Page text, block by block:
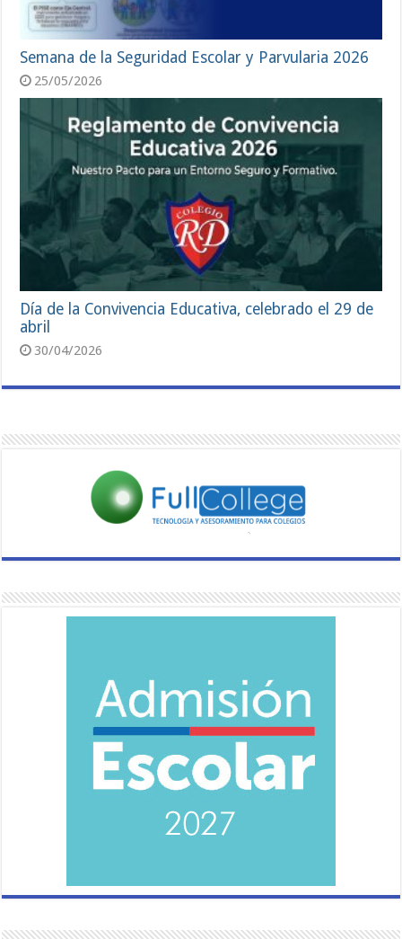
Semana de la Seguridad Escolar y Parvularia 2026
25/05/2026
Día de la Convivencia Educativa, celebrado el 29 de
abril
30/04/2026